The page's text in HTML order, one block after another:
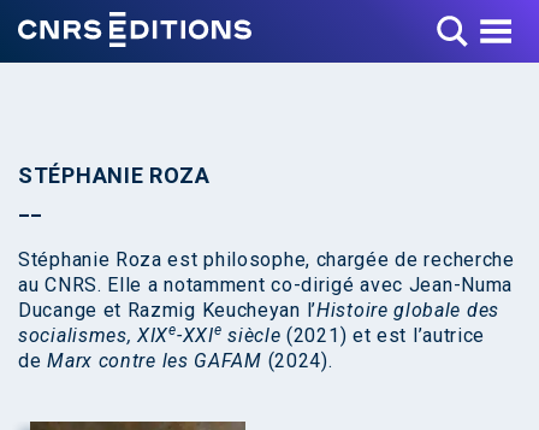
Toggle Menu
STÉPHANIE ROZA
Stéphanie Roza est philosophe, chargée de recherche
au CNRS. Elle a notamment co-dirigé avec Jean-Numa
Ducange et Razmig Keucheyan l’Histoire globale des
socialismes, XIXe-XXIe siècle (2021) et est l’autrice
deMarx contre les GAFAM (2024).